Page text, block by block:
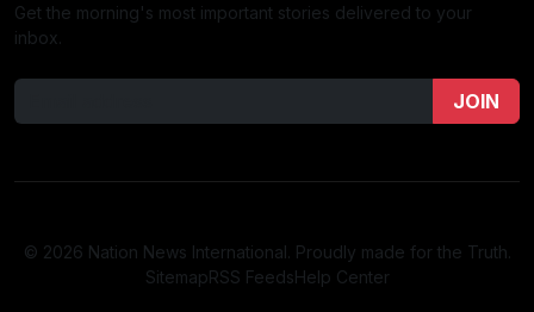
Get the morning's most important stories delivered to your
inbox.
JOIN
© 2026 Nation News International. Proudly made for the Truth.
SitemapRSS FeedsHelp Center